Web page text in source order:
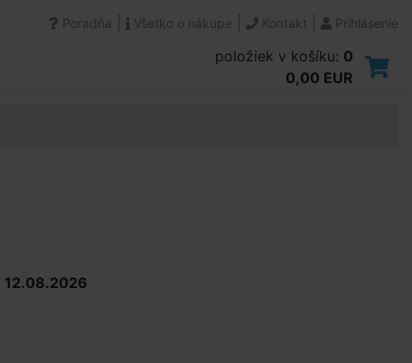
Poradňa Všetko o nákupe Kontakt Prihlásenie
položiek v košíku: 0
0,00 EUR
12.08.2026